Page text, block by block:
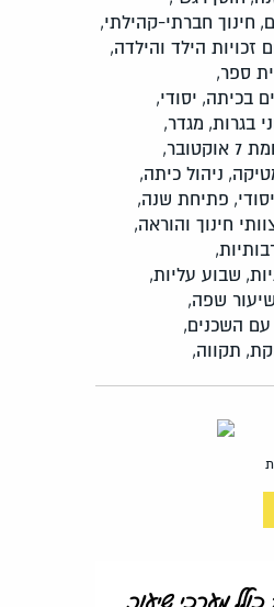
חינוך חברתי-קהילתי,
זכויות הילד והילדה,
ספר,
בכיתה, יסודי,
בגרות, מגדר,
ניהול כיתה,
פתיחת שנה,
חינוך והוראה,
שבוע עליות,
שיעור שפה,
עם השכנים,
תקווה,
מערכי שיעור,